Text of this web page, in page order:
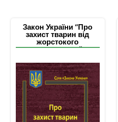
Закон України “Про
захист тварин від
жорстокого
поводження”